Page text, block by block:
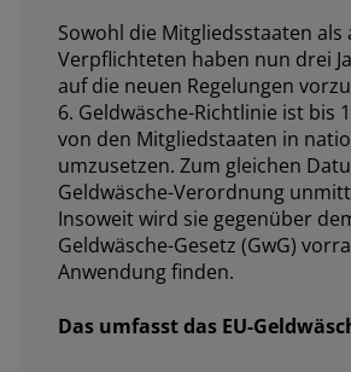
Sowohl die Mitgliedsstaaten als
Verpflichteten haben nun drei
auf die neuen Regelungen
6. Geldwäsche-Richtlinie ist bis
von den Mitgliedstaaten in
umzusetzen. Zum gleichen
Geldwäsche-Verordnung
Insoweit wird sie gegenüber
Geldwäsche-Gesetz (GwG)
Anwendung finden.
Das umfasst das EU-